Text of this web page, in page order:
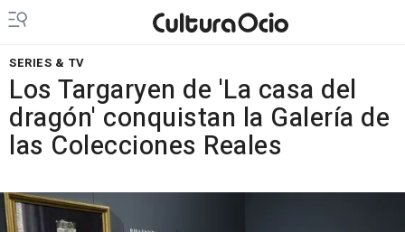
SERIES & TV
Los Targaryen de 'La casa del
dragón' conquistan la Galería de
las Colecciones Reales